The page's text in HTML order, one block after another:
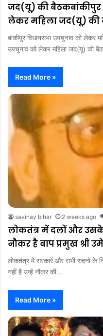
जद(यू) की बैठकबांकीपुर
लेकर महिला जद(यू) की
बांकीपुर विधानसभा उपचुनाव को लेकर
उपचुनाव को लेकर महिला जद(यू) की
Read More »
savinay bihar 2 weeks ago
लोकतंत्र में दलों और
नौकर है बाप प्रमुख श्री
लोकतंत्र में सरकारें और सभी सदनों के
नहीं है उन्हें नौकर की…
Read More »